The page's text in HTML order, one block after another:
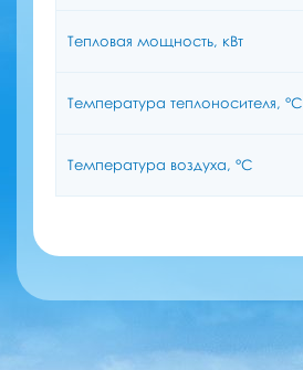
Тепловая мощность, кВт
Температура теплоносителя, °C
Температура воздуха, °C